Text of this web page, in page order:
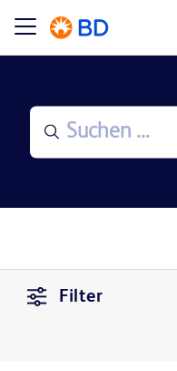
Filter